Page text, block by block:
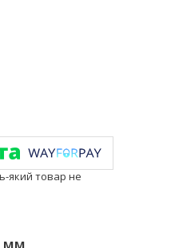
який товар не
мм